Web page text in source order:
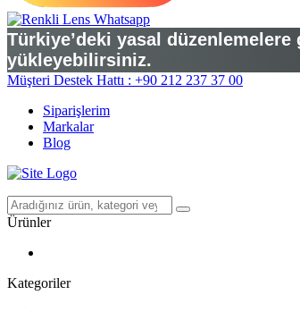
Türkiye’deki yasal
yükleyebilirsiniz.
Müşteri Destek Hattı : +90 212 237 37 00
Siparişlerim
Markalar
Blog
Ürünler
Kategoriler